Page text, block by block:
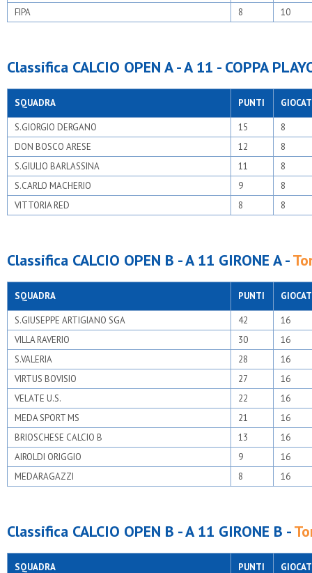
FIPA
8 10
Classifica CALCIO OPEN A - A 11 - COPPA
SQUADRA PUNTI
S.GIORGIO DERGANO 15
8
DON BOSCO ARESE
12
8
S.GIULIO BARLASSINA
11
8
S.CARLO MACHERIO
9
8
VITTORIA RED
8 8
Classifica CALCIO OPEN B - A 11 GIRONE A -
SQUADRA PUNTI
S.GIUSEPPE ARTIGIANO SGA 42
16
VILLA RAVERIO
30
16
S.VALERIA
28
16
VIRTUS BOVISIO
27
16
VELATE U.S.
22
16
MEDA SPORT MS
21
16
BRIOSCHESE CALCIO B
13
16
AIROLDI ORIGGIO
9
16
MEDARAGAZZI
8 16
Classifica CALCIO OPEN B - A 11 GIRONE B -
SQUADRA PUNTI